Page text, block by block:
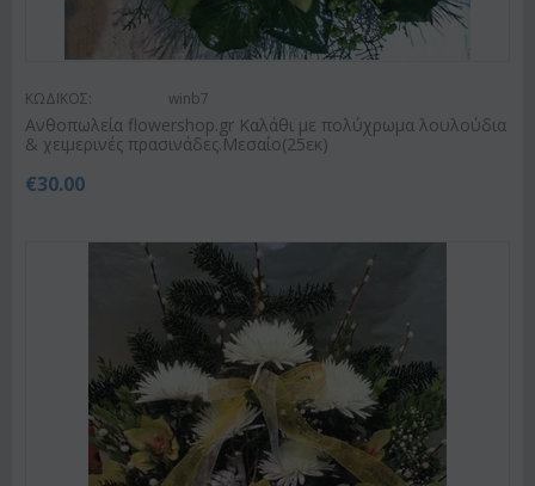
ΚΩΔΙΚΟΣ: winb7
Ανθοπωλεία flowershop.gr Καλάθι με πολύχρωμα λουλούδια
& χειμερινές πρασινάδες.Μεσαίο(25εκ)
€30.00